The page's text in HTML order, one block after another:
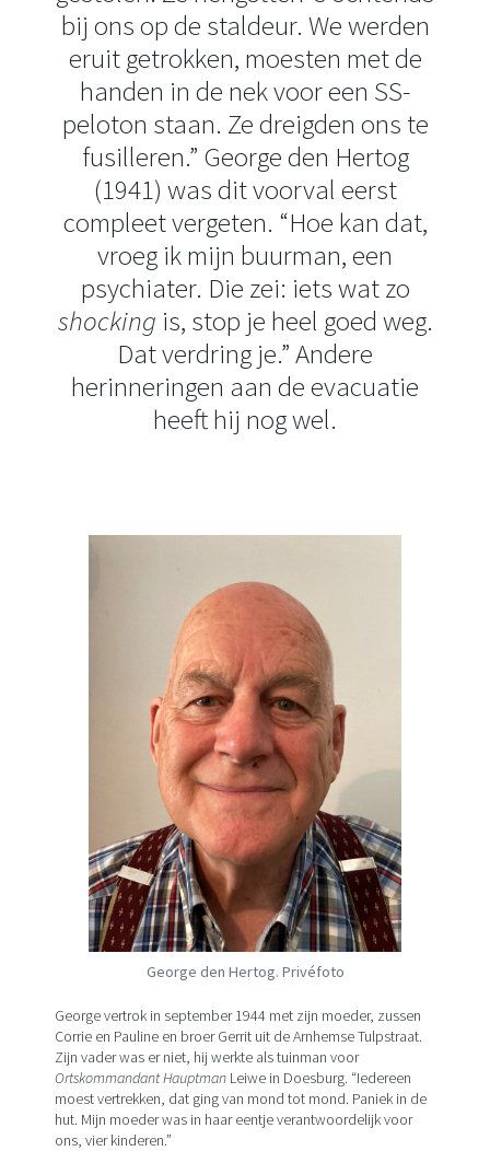
bij ons op de staldeur. We werden
eruit getrokken, moesten met de
handen in de nek voor een SS-
peloton staan. Ze dreigden ons te
fusilleren.” George den Hertog
(1941) was dit voorval eerst
compleet vergeten. “Hoe kan dat,
vroeg ik mijn buurman, een
psychiater. Die zei: iets wat zo
shocking is, stop je heel goed weg.
Dat verdring je.” Andere
herinneringen aan de evacuatie
heeft hij nog wel.
George vertrok in september 1944 met zijn moeder, zussen
Corrie en Pauline en broer Gerrit uit de Arnhemse Tulpstraat.
Zijn vader was er niet, hij werkte als tuinman voor
Ortskommandant Hauptman Leiwe in Doesburg. “Iedereen
moest vertrekken, dat ging van mond tot mond. Paniek in de
hut. Mijn moeder was in haar eentje verantwoordelijk voor
ons, vier kinderen.”
George den Hertog. Privéfoto